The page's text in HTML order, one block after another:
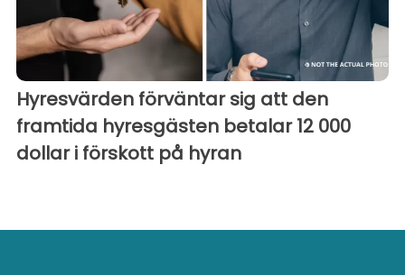
Hyresvärden förväntar sig att den
framtida hyresgästen betalar 12 000
dollar i förskott på hyran